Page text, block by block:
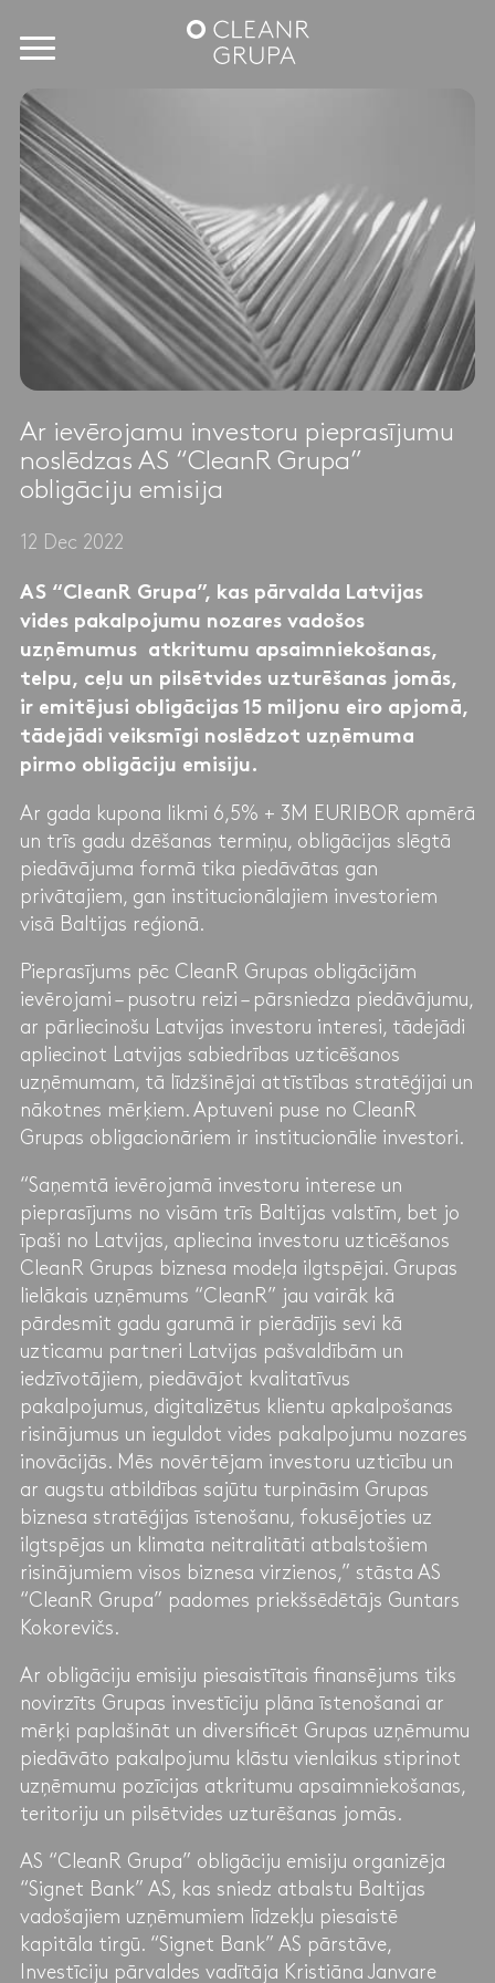
Ar ievērojamu investoru pieprasījumu
noslēdzas AS “CleanR Grupa”
obligāciju emisija
12 Dec 2022
AS “CleanR Grupa”, kas pārvalda Latvijas
vides pakalpojumu nozares vadošos
uzņēmumus atkritumu apsaimniekošanas,
telpu, ceļu un pilsētvides uzturēšanas jomās,
ir emitējusi obligācijas 15 miljonu eiro apjomā,
tādejādi veiksmīgi noslēdzot uzņēmuma
pirmo obligāciju emisiju.
Ar gada kupona likmi 6,5% + 3M EURIBOR apmērā
un trīs gadu dzēšanas termiņu, obligācijas slēgtā
piedāvājuma formā tika piedāvātas gan
privātajiem, gan institucionālajiem investoriem
visā Baltijas reģionā.
Pieprasījums pēc CleanR Grupas obligācijām
ievērojami – pusotru reizi – pārsniedza piedāvājumu,
ar pārliecinošu Latvijas investoru interesi, tādejādi
apliecinot Latvijas sabiedrības uzticēšanos
uzņēmumam, tā līdzšinējai attīstības stratēģijai un
nākotnes mērķiem. Aptuveni puse no CleanR
Grupas obligacionāriem ir institucionālie investori.
“Saņemtā ievērojamā investoru interese un
pieprasījums no visām trīs Baltijas valstīm, bet jo
īpaši no Latvijas, apliecina investoru uzticēšanos
CleanR Grupas biznesa modeļa ilgtspējai. Grupas
lielākais uzņēmums “CleanR” jau vairāk kā
pārdesmit gadu garumā ir pierādījis sevi kā
uzticamu partneri Latvijas pašvaldībām un
iedzīvotājiem, piedāvājot kvalitatīvus
pakalpojumus, digitalizētus klientu apkalpošanas
risinājumus un ieguldot vides pakalpojumu nozares
inovācijās. Mēs novērtējam investoru uzticību un
ar augstu atbildības sajūtu turpināsim Grupas
biznesa stratēģijas īstenošanu, fokusējoties uz
ilgtspējas un klimata neitralitāti atbalstošiem
risinājumiem visos biznesa virzienos,” stāsta AS
“CleanR Grupa” padomes priekšsēdētājs Guntars
Kokorevičs.
Ar obligāciju emisiju piesaistītais finansējums tiks
novirzīts Grupas investīciju plāna īstenošanai ar
mērķi paplašināt un diversificēt Grupas uzņēmumu
piedāvāto pakalpojumu klāstu vienlaikus stiprinot
uzņēmumu pozīcijas atkritumu apsaimniekošanas,
teritoriju un pilsētvides uzturēšanas jomās.
AS “CleanR Grupa” obligāciju emisiju organizēja
“Signet Bank” AS, kas sniedz atbalstu Baltijas
vadošajiem uzņēmumiem līdzekļu piesaistē
kapitāla tirgū. “Signet Bank” AS pārstāve,
Investīciju pārvaldes vadītāja Kristiāna Janvare